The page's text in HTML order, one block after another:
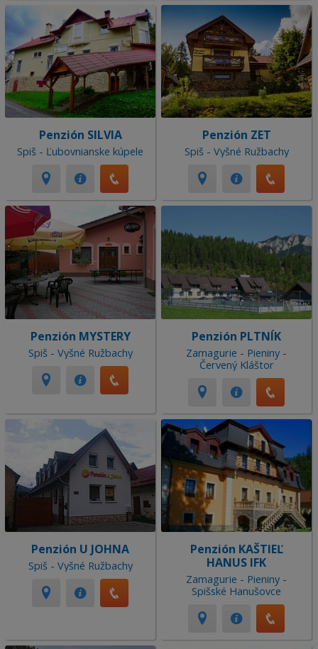
Penzión SILVIA
Spiš - Ľubovnianske kúpele
Penzión ZET
Spiš - Vyšné Ružbachy
Penzión MYSTERY
Spiš - Vyšné Ružbachy
Penzión PLTNÍK
Zamagurie - Pieniny -
Červený Kláštor
Penzión U JOHNA
Spiš - Vyšné Ružbachy
Penzión KAŠTIEĽ
HANUS IFK
Zamagurie - Pieniny -
Spišské Hanušovce